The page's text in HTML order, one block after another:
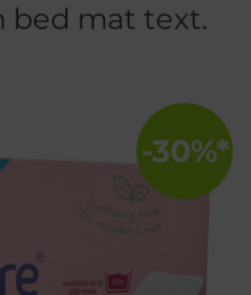
bed mat text.
-30%*